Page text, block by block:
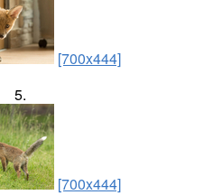
[700x444]
5.
[700x444]